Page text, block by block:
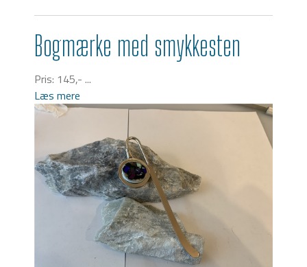
Bogmærke med smykkesten
Pris: 145,- ...
Læs mere